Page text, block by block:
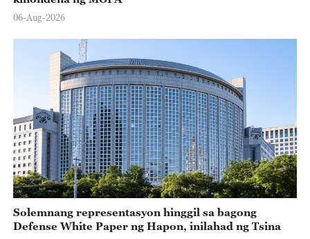
06-Aug-2026
Solemnang representasyon hinggil sa bagong
Defense White Paper ng Hapon, inilahad ng Tsina